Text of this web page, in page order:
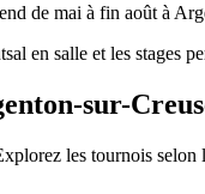
de mai à fin août à
en salle et les stages
sur-
les tournois